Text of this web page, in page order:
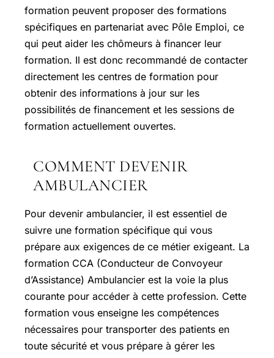
formation peuvent proposer des formations
spécifiques en partenariat avec Pôle Emploi, ce
qui peut aider les chômeurs à financer leur
formation. Il est donc recommandé de contacter
directement les centres de formation pour
obtenir des informations à jour sur les
possibilités de financement et les sessions de
formation actuellement ouvertes.
COMMENT DEVENIR
AMBULANCIER
Pour devenir ambulancier, il est essentiel de
suivre une formation spécifique qui vous
prépare aux exigences de ce métier exigeant. La
formation CCA (Conducteur de Convoyeur
d’Assistance) Ambulancier est la voie la plus
courante pour accéder à cette profession. Cette
formation vous enseigne les compétences
nécessaires pour transporter des patients en
toute sécurité et vous prépare à gérer les